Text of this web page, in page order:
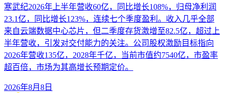
寒武纪2026年上半年营收60亿，同比增长108%，归母净利润
23.1亿，同比增长123%，连续七个季度盈利。收入几乎全部
来自云端数据中心芯片，但二季度存货激增至82.5亿，超过上
半年营收，引发对交付能力的关注。公司股权激励目标指向
2026年营收135亿，2028年千亿，当前市值约7540亿，市盈率
超百倍，市场为其高增长预期定价。
2026年8月8日